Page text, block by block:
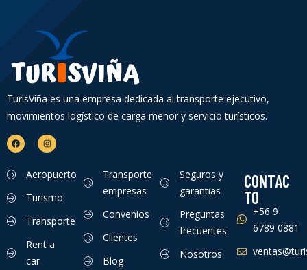
TurisViña es una empresa dedicada al transporte ejecutivo,
movimientos logístico de carga menor y servicio turísticos.
Aeropuerto
Turismo
Transporte
Rent a
car
Transporte
empresas
Convenios
Clientes
Blog
Seguros y
garantias
Preguntas
frecuentes
Nosotros
CONTAC
TO
+56 9
6789 0881